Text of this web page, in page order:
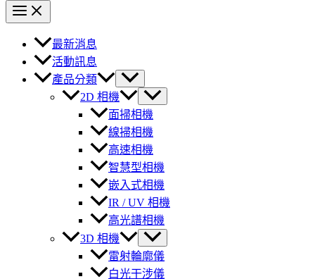
最新消息
活動訊息
產品分類
2D 相機
面掃相機
線掃相機
高速相機
智慧型相機
嵌入式相機
IR / UV 相機
高光譜相機
3D 相機
雷射輪廓儀
白光干涉儀